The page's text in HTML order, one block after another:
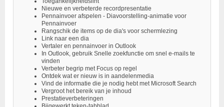
Nieuwe en verbeterde recordpresentatie
Pennainvoer afspelen - Diavoorstelling-animatie voor
Pennainvoer
Rangschik de items op de dia's voor schermlezing
Link naar een dia
Vertaler en pennainvoer in Outlook
In Outlook, gebruik Snelle zoekfunctie om snel e-mails te
vinden
Verbeter begrip met Focus op regel
Ontdek wat er nieuw is in aandelenmedia
Vind de informatie die je nodig hebt met Microsoft Search
Vergroot het bereik van je inhoud
Prestatieverbeteringen